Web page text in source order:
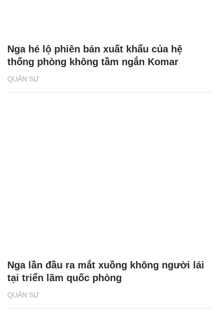
QUÂN SỰ
Nga hé lộ phiên bản xuất khẩu của hệ
thống phòng không tầm ngắn Komar
QUÂN SỰ
Nga lần đầu ra mắt xuồng không người lái
tại triển lãm quốc phòng